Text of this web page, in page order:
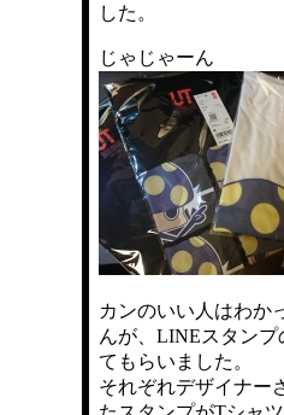
した。
じゃじゃーん
カンのいい人はわか
んが、LINEスタンプ
てもらいました。
それぞれデザイナー